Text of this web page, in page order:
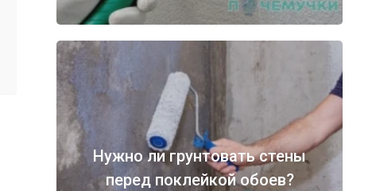
Нужно ли грунтовать стены
перед поклейкой обоев?